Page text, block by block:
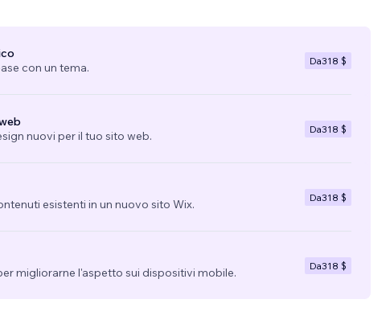
le
contact
con un tema.
Da318 $
nuovi per il tuo sito web.
Da318 $
esistenti in un nuovo sito Wix.
Da318 $
migliorarne l'aspetto sui dispositivi mobile.
Da318 $